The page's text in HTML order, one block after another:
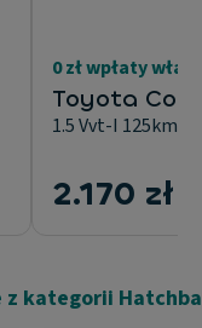
0 zł wpłaty
Toyota
1.5 Vvt-I
2.170 zł
z kategorii